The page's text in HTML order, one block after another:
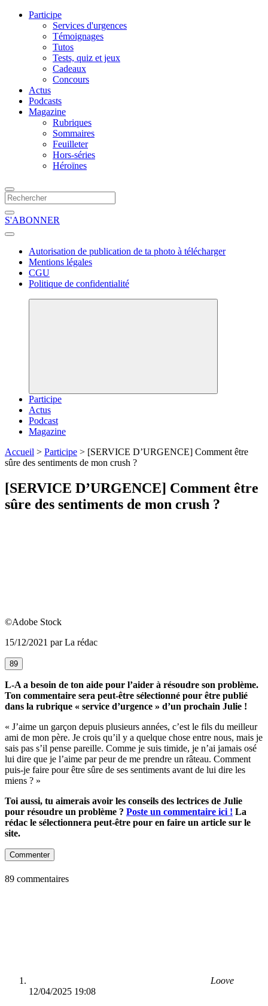
Participe
Services d'urgences
Témoignages
Tutos
Tests, quiz et jeux
Cadeaux
Concours
Actus
Podcasts
Magazine
Rubriques
Sommaires
Feuilleter
Hors-séries
Héroïnes
S'ABONNER
Autorisation de publication de ta photo à télécharger
Mentions légales
CGU
Politique de confidentialité
Participe
Actus
Podcast
Magazine
Accueil > Participe > [SERVICE D’URGENCE] Comment être
sûre des sentiments de mon crush ?
[SERVICE D’URGENCE] Comment être
sûre des sentiments de mon crush ?
©Adobe Stock
15/12/2021 par La rédac
89
L-A a besoin de ton aide pour l’aider à résoudre son problème.
Ton commentaire sera peut-être sélectionné pour être publié
dans la rubrique « service d’urgence » d’un prochain Julie !
« J’aime un garçon depuis plusieurs années, c’est le fils du meilleur
ami de mon père. Je crois qu’il y a quelque chose entre nous, mais je
sais pas s’il pense pareille. Comme je suis timide, je n’ai jamais osé
lui dire que je l’aime par peur de me prendre un râteau. Comment
puis-je faire pour être sûre de ses sentiments avant de lui dire les
miens ? »
Toi aussi, tu aimerais avoir les conseils des lectrices de Julie
pour résoudre un problème ? Poste un commentaire ici ! La
rédac le sélectionnera peut-être pour en faire un article sur le
site.
Commenter
89 commentaires
Loove
12/04/2025 19:08